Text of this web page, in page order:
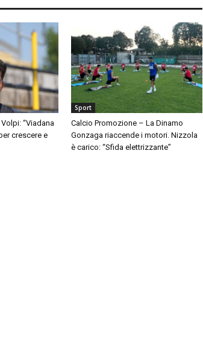
“Viadana
crescere e
Sport
Calcio Promozione – La Dinamo
Gonzaga riaccende i motori. Nizzola
è carico: “Sfida elettrizzante”